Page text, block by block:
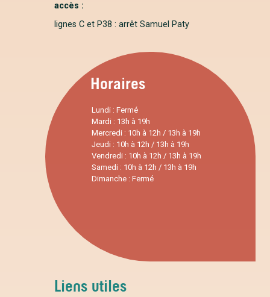
accès :
lignes C et P38 : arrêt Samuel Paty
Horaires
Lundi : Fermé
Mardi : 13h à 19h
Mercredi : 10h à 12h / 13h à 19h
Jeudi : 10h à 12h / 13h à 19h
Vendredi : 10h à 12h / 13h à 19h
Samedi : 10h à 12h / 13h à 19h
Dimanche : Fermé
Liens utiles